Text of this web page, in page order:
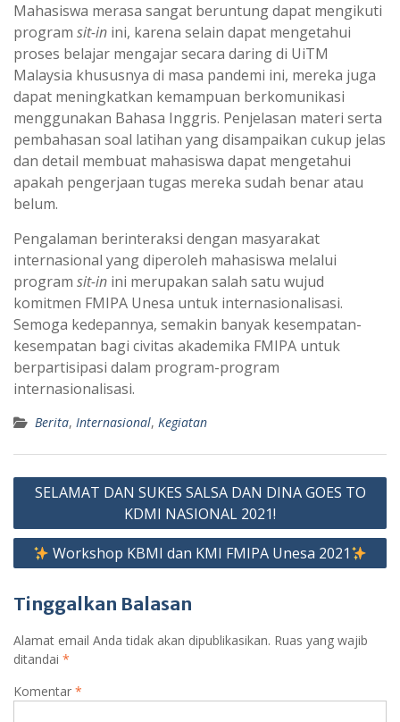
Mahasiswa merasa sangat beruntung dapat mengikuti
program sit-in ini, karena selain dapat mengetahui
proses belajar mengajar secara daring di UiTM
Malaysia khususnya di masa pandemi ini, mereka juga
dapat meningkatkan kemampuan berkomunikasi
menggunakan Bahasa Inggris. Penjelasan materi serta
pembahasan soal latihan yang disampaikan cukup jelas
dan detail membuat mahasiswa dapat mengetahui
apakah pengerjaan tugas mereka sudah benar atau
belum.
Pengalaman berinteraksi dengan masyarakat
internasional yang diperoleh mahasiswa melalui
program sit-in ini merupakan salah satu wujud
komitmen FMIPA Unesa untuk internasionalisasi.
Semoga kedepannya, semakin banyak kesempatan-
kesempatan bagi civitas akademika FMIPA untuk
berpartisipasi dalam program-program
internasionalisasi.
Berita, Internasional, Kegiatan
Navigasi
SELAMAT DAN SUKES SALSA DAN DINA GOES TO
KDMI NASIONAL 2021!
Workshop KBMI dan KMI FMIPA Unesa 2021
Tinggalkan Balasan
Alamat email Anda tidak akan dipublikasikan. Ruas yang wajib
ditandai *
Komentar *